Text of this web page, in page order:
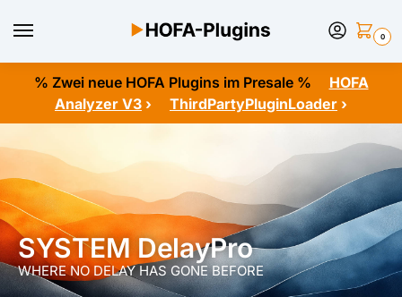
0
% Zwei neue HOFA Plugins im Presale %
HOFA
Analyzer V3 › ThirdPartyPluginLoader ›
SYSTEM DelayPro
WHERE NO DELAY HAS GONE BEFORE